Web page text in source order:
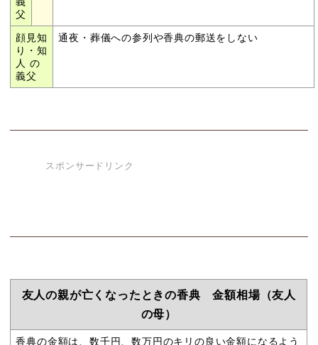
父
顔見知
り・知
人 の
義父
通夜・葬儀への参列や香典の郵送をしない
スポンサードリンク
友人の親が亡くなったときの香典 金額相場（友人
の母）
香典の金額は、数千円、数万円のキリの良い金額になるよう